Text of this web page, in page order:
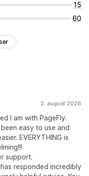
15
60
2. august 2026
I am with PageFly.
easy to use and
EVERYTHING is
support.
responded incredibly